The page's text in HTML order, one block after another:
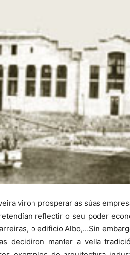
viron prosperar as súas
reflectir o seu poder
o edificio Albo,…Sin
decidiron manter a vella